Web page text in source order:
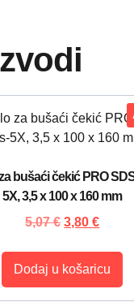
bušaći čekić PRO
5X, 3,5 x 100 x 160 mm
5,07€ 3,80€
Dodaj u košaricu